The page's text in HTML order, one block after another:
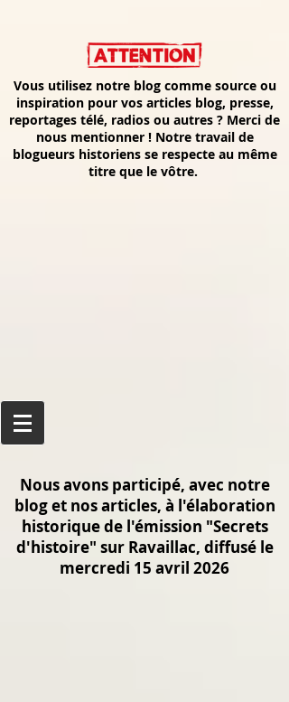
Vous utilisez notre blog comme source ou
inspiration pour vos articles blog, presse,
reportages télé, radios ou autres ? Merci de
nous mentionner ! Notre travail de
blogueurs historiens se respecte au même
titre que le vôtre.
Nous avons participé, avec notre
blog et nos articles, à l'élaboration
historique de l'émission "Secrets
d'histoire" sur Ravaillac, diffusé le
mercredi 15 avril 2026